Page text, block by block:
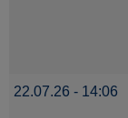
22.07.26 - 14:06